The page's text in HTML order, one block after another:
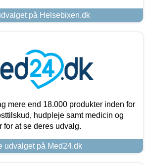
på Helsebixen.dk
mere end 18.000 produkter inden for
hudpleje samt medicin og
for at se deres udvalg.
udvalget på Med24.dk